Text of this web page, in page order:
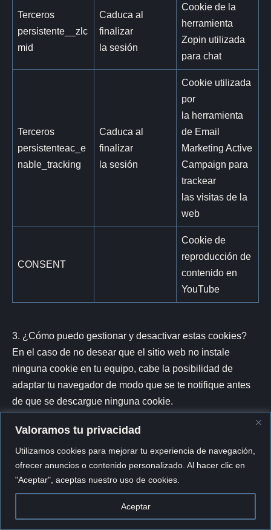
Valoramos tu privacidad
Utilizamos cookies para mejorar tu experiencia de navegación,
ofrecer anuncios o contenido personalizado. Al hacer clic en
"Aceptar", aceptas nuestro uso de cookies.
Aceptar
Terceros
persistente__zlc
mid
Caduca al
finalizar
la sesión
Cookie de la
herramienta
Zopin utilizada
para chat
Terceros
persistenteac_e
nable_tracking
Caduca al
finalizar
la sesión
Cookie utilizada
por
la herramienta
de Email
Marketing Active
Campaign para
trackear
las visitas de la
web
CONSENT
Cookie de
reproducción de
contenido en
YouTube
3. ¿Cómo puedo gestionar y desactivar estas cookies?
En el caso de no desear que el sitio web no instale
ninguna cookie en tu equipo, cabe la posibilidad de
adaptar tu navegador de modo que se te notifique antes
de que se descargue ninguna cookie.
Así las cosas, se puede igualmente modificar la
configuración del navegador de forma que rechace todas
las cookies o únicamente las cookies de terceros.
También puedes eliminar cualquiera de las cookies que
tendrás que adaptar por separado la configuración de